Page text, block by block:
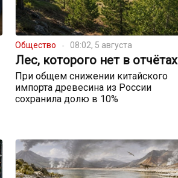
Общество 08:02, 5 августа
Лес, которого нет в отчётах
При общем снижении китайского
импорта древесина из России
сохранила долю в 10%